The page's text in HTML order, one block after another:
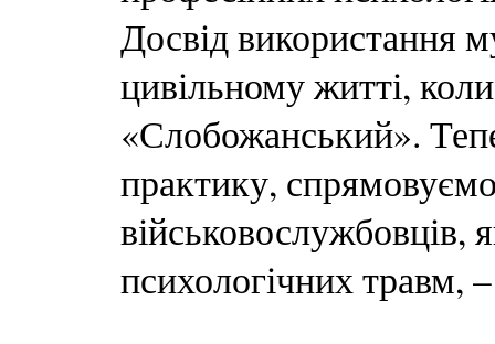
Досвід використання
цивільному житті,
«Слобожанський».
практику,
військовослужбовців,
психологічних травм,